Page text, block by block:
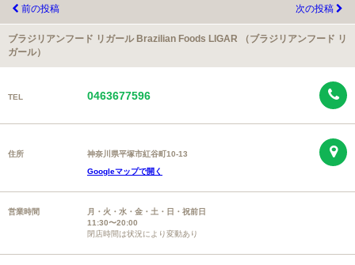
前の投稿 次の投稿
ブラジリアンフード リガール Brazilian Foods LIGAR （ブラジリアンフード リ
ガール）
TEL 0463677596
住所
神奈川県平塚市紅谷町10-13
Googleマップで開く
営業時間
月・火・水・金・土・日・祝前日
11:30〜20:00
閉店時間は状況により変動あり